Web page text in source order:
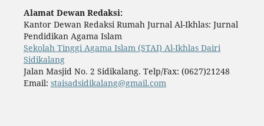
Alamat Dewan Redaksi:
Kantor Dewan Redaksi Rumah Jurnal Al-Ikhlas: Jurnal
Pendidikan Agama Islam
Sekolah Tinggi Agama Islam (STAI) Al-Ikhlas Dairi
Sidikalang
Jalan Masjid No. 2 Sidikalang. Telp/Fax: (0627)21248
Email: staisadsidikalang@gmail.com